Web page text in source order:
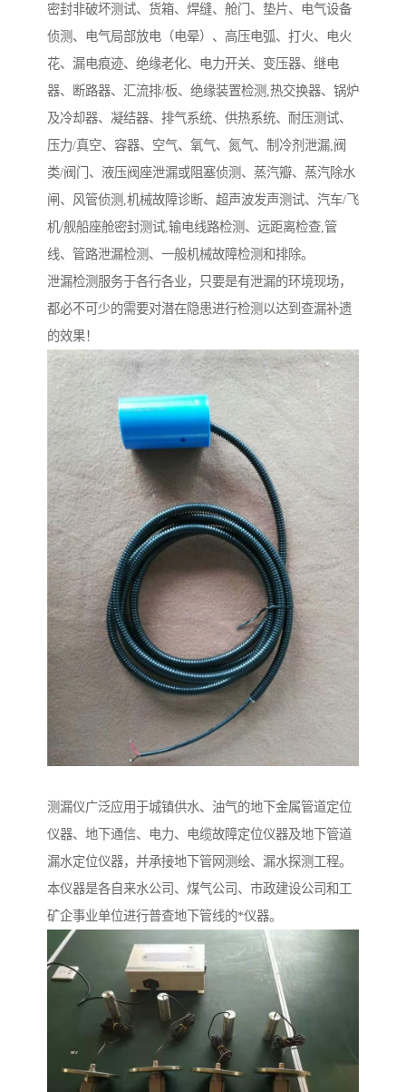
密封非破坏测试、货箱、焊缝、舱门、垫片、电气设备
侦测、电气局部放电（电晕）、高压电弧、打火、电火
花、漏电痕迹、绝缘老化、电力开关、变压器、继电
器、断路器、汇流排/板、绝缘装置检测,热交换器、锅炉
及冷却器、凝结器、排气系统、供热系统、耐压测试、
压力/真空、容器、空气、氧气、氮气、制冷剂泄漏,阀
类/阀门、液压阀座泄漏或阻塞侦测、蒸汽瓣、蒸汽除水
闸、风管侦测,机械故障诊断、超声波发声测试、汽车/飞
机/舰船座舱密封测试,输电线路检测、远距离检查,管
线、管路泄漏检测、一般机械故障检测和排除。
泄漏检测服务于各行各业，只要是有泄漏的环境现场，
都必不可少的需要对潜在隐患进行检测以达到查漏补遗
的效果！
测漏仪广泛应用于城镇供水、油气的地下金属管道定位
仪器、地下通信、电力、电缆故障定位仪器及地下管道
漏水定位仪器，并承接地下管网测绘、漏水探测工程。
本仪器是各自来水公司、煤气公司、市政建设公司和工
矿企事业单位进行普查地下管线的*仪器。